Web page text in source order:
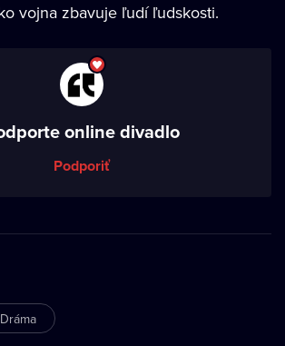
vojna zbavuje ľudí ľudskosti.
online divadlo
Podporiť
Dráma